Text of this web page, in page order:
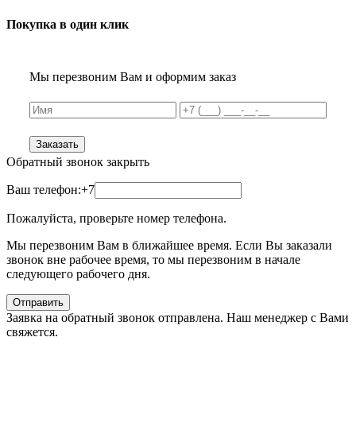
Покупка в один клик
Мы перезвоним Вам и оформим заказ
Заказать
Обратный звонок закрыть
Ваш телефон:+7
Пожалуйста, проверьте номер телефона.
Мы перезвоним Вам в ближайшее время. Если Вы заказали
звонок вне рабочее время, то мы перезвоним в начале
следующего рабочего дня.
Отправить
Заявка на обратный звонок отправлена. Наш менеджер с Вами
свяжется.